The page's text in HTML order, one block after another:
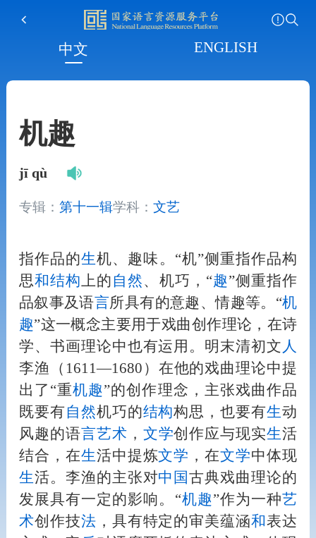
中文 ENGLISH
机趣
jī qù
专辑： 第十一辑学科： 文艺
指作品的生机、趣味。“机”侧重指作品构
思和结构 上的自然、机巧，“趣”侧重指作
品叙事及语言所具有的意趣、情趣等。“机
趣”这一概念主要用于戏曲创作理论，在诗
学、书画理论中也有运用。明末清初文 人
李渔（1611—1680）在他的戏曲理论中提
出了“重机趣”的创作理念，主张戏曲作品
既要有自然机巧的结构构思，也要有生动
风趣的语言艺术 ， 文学创作应与现实生活
结合，在生活中提炼文学 ，在文学中体现
生活。李渔的主张对中国古典戏曲理论的
发展具有一定的影响。“机趣”作为一种艺
术创作技法 ，具有特定的审美蕴涵和表达